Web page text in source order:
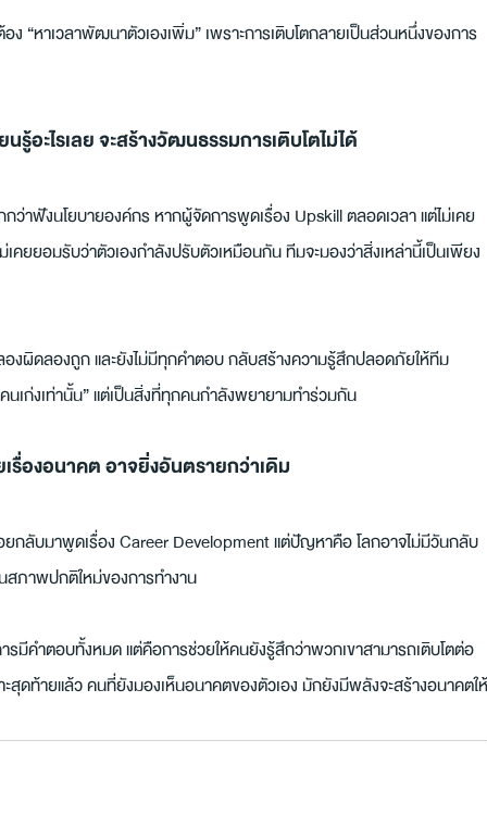
ง “หาเวลาพัฒนาตัวเองเพิ่ม” เพราะการเติบโตกลายเป็นส่วนหนึ่งของการ
รู้อะไรเลย จะสร้างวัฒนธรรมการเติบโตไม่ได้
ฟังนโยบายองค์กร หากผู้จัดการพูดเรื่อง Upskill ตลอดเวลา แต่ไม่เคย
ม่เคยยอมรับว่าตัวเองกำลังปรับตัวเหมือนกัน ทีมจะมองว่าสิ่งเหล่านี้เป็นเพียง
องผิดลองถูก และยังไม่มีทุกคำตอบ กลับสร้างความรู้สึกปลอดภัยให้ทีม
นเก่งเท่านั้น” แต่เป็นสิ่งที่ทุกคนกำลังพยายามทำร่วมกัน
รื่องอนาคต อาจยิ่งอันตรายกว่าเดิม
กลับมาพูดเรื่อง Career Development แต่ปัญหาคือ โลกอาจไม่มีวันกลับ
สภาพปกติใหม่ของการทำงาน
รมีคำตอบทั้งหมด แต่คือการช่วยให้คนยังรู้สึกว่าพวกเขาสามารถเติบโตต่อ
ะสุดท้ายแล้ว คนที่ยังมองเห็นอนาคตของตัวเอง มักยังมีพลังจะสร้างอนาคตให้